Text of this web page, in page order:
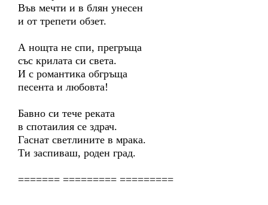
Във мечти и в блян унесен
и от трепети обзет.
А нощта не спи, прегръща
със крилата си света.
И с романтика обгръща
песента и любовта!
Бавно си тече реката
в спотаилия се здрач.
Гаснат светлините в мрака.
Ти заспиваш, роден град.
======= ========= =========